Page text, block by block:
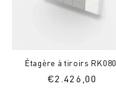
Étagère à tiroirs RK080
Prix
€2.426,00